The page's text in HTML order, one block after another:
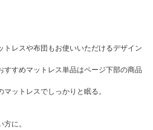
トレスや布団もお使いいただけるデザイン
すめマットレス単品はページ下部の商品
ットレスでしっかりと眠る。
に。